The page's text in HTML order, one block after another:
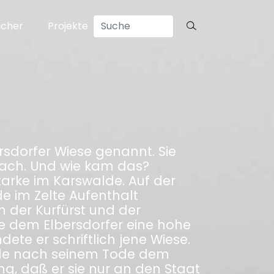
Projekte
Wiese genannt. Sie
Und wie kam das?
im Karswalde. Auf der
im Zelte Aufenthalt
der Kurfürst und der
dem Elbersdorfer eine hohe
er schriftlich jene Wiese.
nach seinem Tode dem
daß er sie nur an den Staat